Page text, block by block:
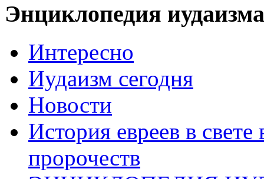
Энциклопедия иудаизма
Интересно
Иудаизм сегодня
Новости
История евреев в
пророчеств